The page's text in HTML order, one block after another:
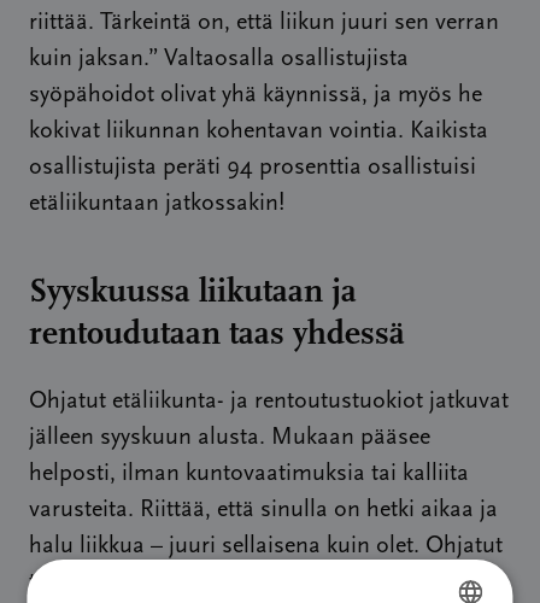
riittää. Tärkeintä on, että liikun juuri sen verran
kuin jaksan.” Valtaosalla osallistujista
syöpähoidot olivat yhä käynnissä, ja myös he
kokivat liikunnan kohentavan vointia. Kaikista
osallistujista peräti 94 prosenttia osallistuisi
etäliikuntaan jatkossakin!
Syyskuussa liikutaan ja
rentoudutaan taas yhdessä
Ohjatut etäliikunta- ja rentoutustuokiot jatkuvat
jälleen syyskuun alusta. Mukaan pääsee
helposti, ilman kuntovaatimuksia tai kalliita
varusteita. Riittää, että sinulla on hetki aikaa ja
halu liikkua – juuri sellaisena kuin olet. Ohjatut
tunnit ovat maksuttomia ja tarkoitettu kaikille